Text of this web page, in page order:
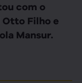
com o
Filho e
Mansur.